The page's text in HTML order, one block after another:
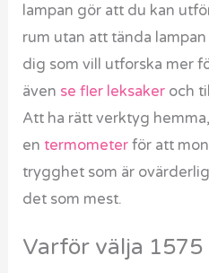
lampan gör att du kan
rum utan att tända
dig som vill utforska mer
även se fler leksaker och
Att ha rätt verktyg
entermometer för att
trygghet som är
det som mest.
Varför välja